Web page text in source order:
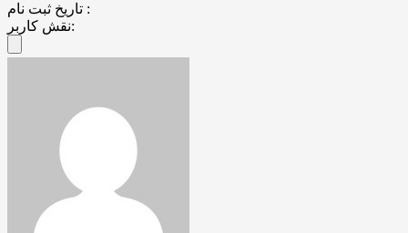
تاریخ ثبت نام :
نقش کاربر: